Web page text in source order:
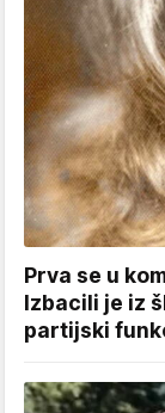
Prva se u
Izbacili je iz
partijski